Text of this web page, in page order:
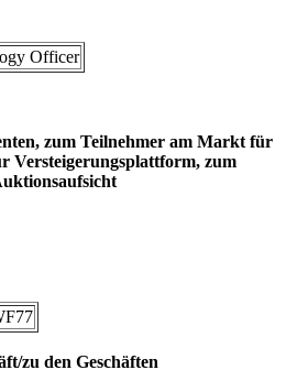
Officer
zum Teilnehmer am Markt für
Versteigerungsplattform, zum
zu den Geschäften